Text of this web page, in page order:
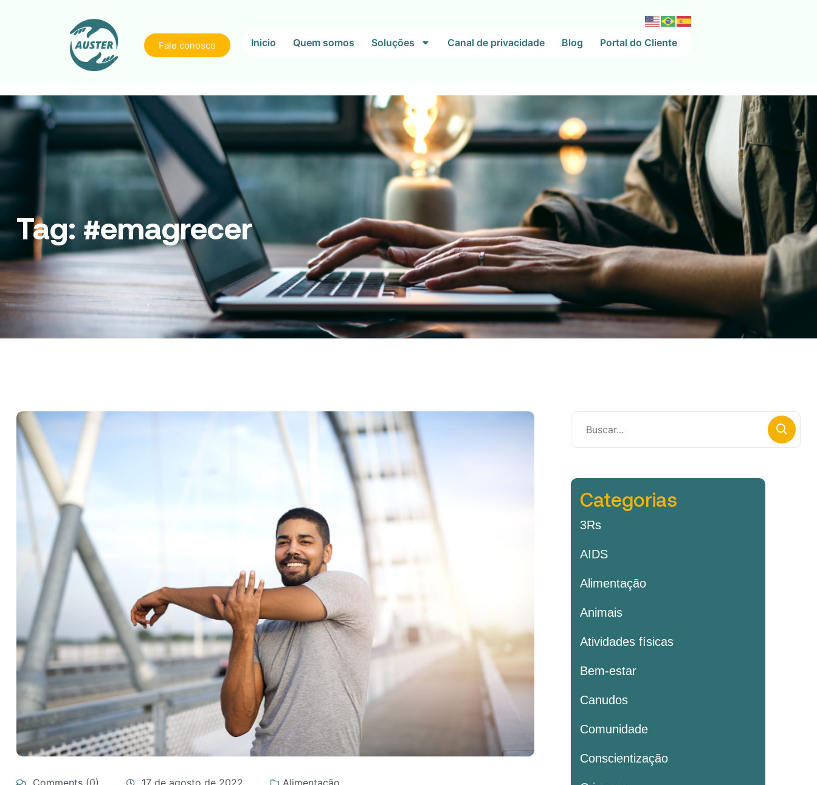
Fale conosco Inicio Quem somos Soluções Canal de privacidade Blog Portal do Cliente
Tag:#emagrecer
Categorias
3Rs
AIDS
Alimentação
Animais
Atividades físicas
Bem-estar
Canudos
Comunidade
Conscientização